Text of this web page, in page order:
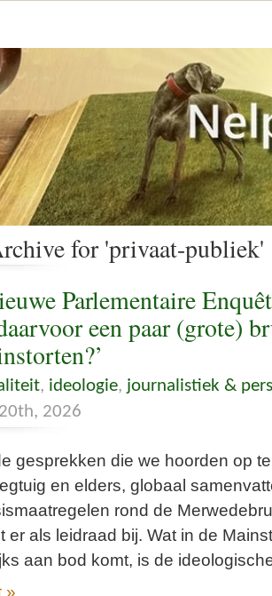
for 'privaat-publiek'
Parlementaire
een paar (grote)
, ideologie, journalistiek & pers
2026
gesprekken die we hoorden op
en elders, globaal
rond de
er als leidraad bij. Wat in de
aan bod komt, is de
»